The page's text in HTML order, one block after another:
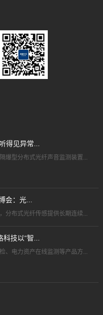
得见异常...
爆型分布式光纤声音监测装置...
会：光...
分布式光纤传感提供长期连续...
技以“智...
、电力资产在线监测等产品方...